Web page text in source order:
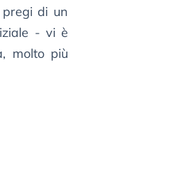
di un
- vi è
molto più